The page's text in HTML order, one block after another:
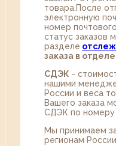
товара.После
электронную
номер
статус заказов
разделе
заказа в
СДЭК -
нашими
России и веса
Вашего заказа
СДЭК по номеру
Мы принимаем
регионам